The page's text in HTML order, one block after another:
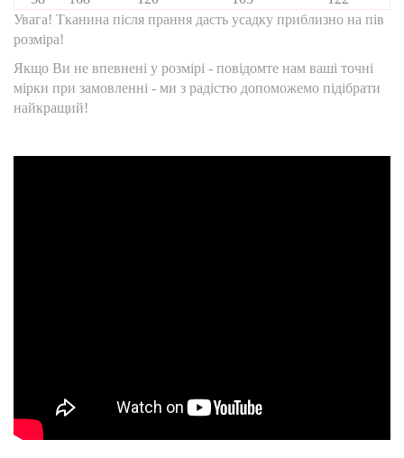
Увага! Тканина після прання дасть усадку приблизно на пів
розміра!
Якщо Ви не впевнені у розмірі - повідомте нам ваші точні
мірки при замовленні - ми з радістю допоможемо підібрати
найкращий!